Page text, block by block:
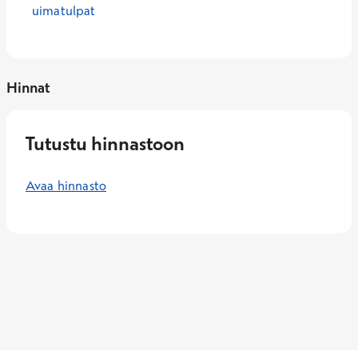
uimatulpat
Hinnat
Tutustu hinnastoon
Avaa hinnasto